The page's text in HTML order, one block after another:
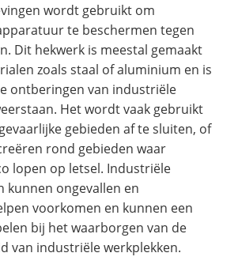
wordt gebruikt om
te beschermen tegen
Dit hekwerk is meestal gemaakt
zoals staal of aluminium en is
ontberingen van industriële
Het wordt vaak gebruikt
gebieden af te sluiten, of
rond gebieden waar
lopen op letsel. Industriële
kunnen ongevallen en
voorkomen en kunnen een
bij het waarborgen van de
van industriële werkplekken.